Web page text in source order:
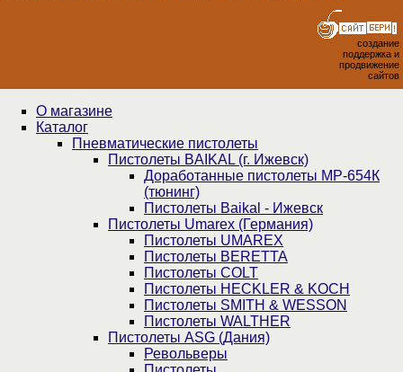
создание
поддержка и
продвижение
сайтов
О магазине
Каталог
Пнев­ма­ти­чес­кие пистолеты
Пистолеты BAIKAL (г. Ижевск)
Доработанные пистолеты МР-654К
(тюнинг)
Пистолеты Baikal - Ижевск
Пистолеты Umarex (Германия)
Пистолеты UMAREX
Пистолеты BERETTA
Пистолеты COLT
Пистолеты HECKLER & KOCH
Пистолеты SMITH & WESSON
Пистолеты WALTHER
Пистолеты ASG (Дания)
Револьверы